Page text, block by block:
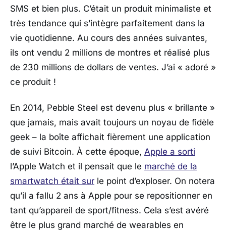
SMS et bien plus. C’était un produit minimaliste et
très tendance qui s’intègre parfaitement dans la
vie quotidienne. Au cours des années suivantes,
ils ont vendu 2 millions de montres et réalisé plus
de 230 millions de dollars de ventes. J’ai « adoré »
ce produit !
En 2014, Pebble Steel est devenu plus « brillante »
que jamais, mais avait toujours un noyau de fidèle
geek – la boîte affichait fièrement une application
de suivi Bitcoin. À cette époque, Apple a sorti
l’Apple Watch et il pensait que le marché de la
smartwatch était sur le point d’exploser. On notera
qu’il a fallu 2 ans à Apple pour se repositionner en
tant qu’appareil de sport/fitness. Cela s’est avéré
être le plus grand marché de wearables en